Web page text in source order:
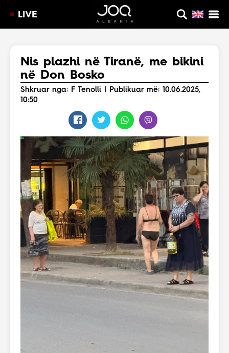
LIVE
Nis plazhi në Tiranë, me bikini
në Don Bosko
Shkruar nga: F Tenolli | Publikuar më: 10.06.2025,
10:50